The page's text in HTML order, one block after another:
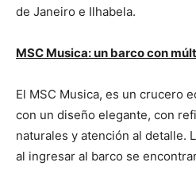
de Janeiro e Ilhabela.
MSC Musica: un barco con
El MSC Musica, es un crucero
con un diseño elegante, con
naturales y atención al detalle.
al ingresar al barco se